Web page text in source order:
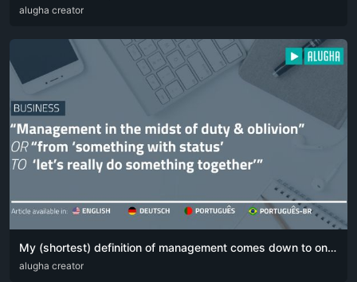
DEU ENG
alugha creator
My (shortest) definition of management comes down to one simple sentence:
DEU ENG POR
alugha creator